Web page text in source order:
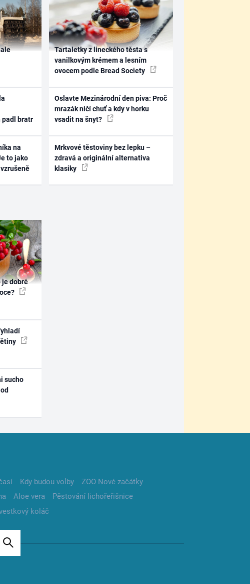
padl bratr
na
to jako
Tartaletky z lineckého těsta s
vanilkovým krémem a lesním
ovocem podle Bread Society
Oslavte Mezinárodní den piva: Proč
mrazák ničí chuť a kdy v horku
vsadit na šnyt?
Mrkvové těstoviny bez lepku –
zdravá a originální alternativa
klasiky
je dobré
sucho
Kdy budou volby
ZOO Nové začátky
Aloe vera
Pěstování lichořeřišnice
koláč